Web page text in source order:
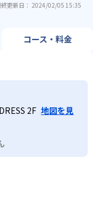
終更新日： 2024/02/05 15:35
コース・料金
2F 地図を見